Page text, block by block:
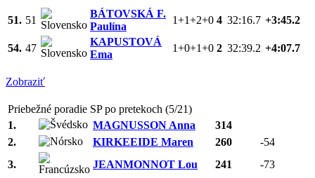
51. 51
BÁTOVSKÁ F.
Paulína
1+1+2+0 4 32:16.7 +3:45.2
54. 47
KAPUSTOVÁ
Ema
1+0+1+0 2 32:39.2 +4:07.7
Zobraziť
Priebežné poradie SP po pretekoch (5/21)
1.
MAGNUSSON Anna
314
2.
KIRKEEIDE Maren 260
-54
3.
JEANMONNOT Lou 241 -73